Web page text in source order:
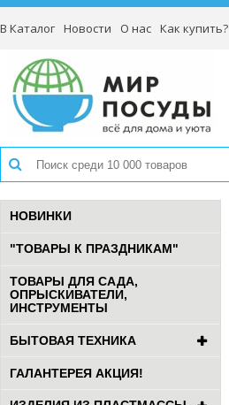
В Каталог Новости О нас Как купить?
НОВИНКИ
"ТОВАРЫ К ПРАЗДНИКАМ"
ТОВАРЫ ДЛЯ САДА,
ОПРЫСКИВАТЕЛИ,
ИНСТРУМЕНТЫ
БЫТОВАЯ ТЕХНИКА
ГАЛАНТЕРЕЯ АКЦИЯ!